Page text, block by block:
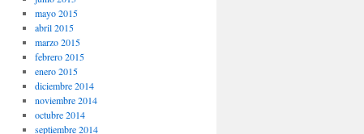
mayo 2015
abril 2015
marzo 2015
febrero 2015
enero 2015
diciembre 2014
noviembre 2014
octubre 2014
septiembre 2014